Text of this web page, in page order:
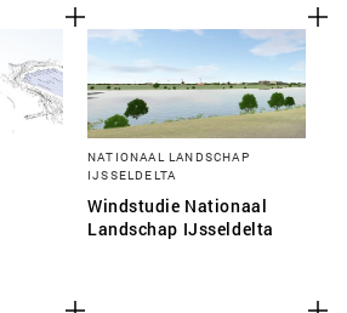
NATIONAAL LANDSCHAP
IJSSELDELTA
Windstudie Nationaal
Landschap IJsseldelta